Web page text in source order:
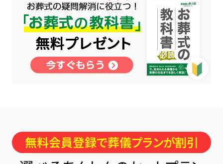
無料会員登録で葬儀プランが割引